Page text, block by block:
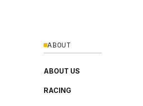
ABOUT
ABOUT US
RACING